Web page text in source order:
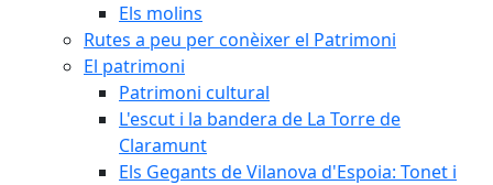
Els molins
Rutes a peu per conèixer el Patrimoni
El patrimoni
Patrimoni cultural
L'escut i la bandera de La Torre de
Claramunt
Els Gegants de Vilanova d'Espoia: Tonet i